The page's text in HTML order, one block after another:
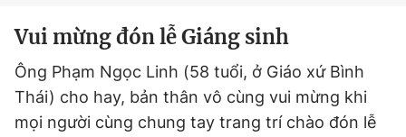
Vui mừng đón lễ Giáng sinh
Ông Phạm Ngọc Linh (58 tuổi, ở Giáo xứ Bình
Thái) cho hay, bản thân vô cùng vui mừng khi
mọi người cùng chung tay trang trí chào đón lễ